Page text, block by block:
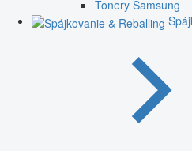
Tonery Samsung